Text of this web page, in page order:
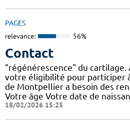
PAGES
relevance: 56%
Contact
"régénérescence" du
votre éligibilité pour participer
de Montpellier a besoin des
Votre âge Votre date de
18/02/2026 15:25